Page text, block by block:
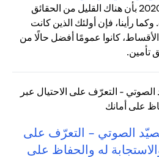
من نواحٍ عديدة، ذكّرنا عام 2020 بأن هناك القليل من الحقائق
وكما رأينا، فإن أولئك الذين كانت
كانوا عمومًا أفضل حالًا من
تأمين.
الصوتي - التعرّف على
له والحفاظ على